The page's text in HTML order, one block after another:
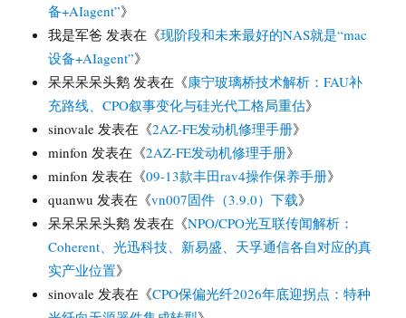
备+AIagent”》
我是军爸 发表在《现阶段和未来最好的NAS就是“mac
设备+AIagent”》
呆呆呆呆头鹅 发表在《康宁玻璃桥技术解析：FAU补
充路线、CPO叙事变化与硅光代工格局重估》
sinovale 发表在《2AZ-FE发动机修理手册》
minfon 发表在《2AZ-FE发动机修理手册》
minfon 发表在《09-13款丰田rav4操作保养手册》
quanwu 发表在《vn007固件（3.9.0）下载》
呆呆呆呆头鹅 发表在《NPO/CPO光互联传闻解析：
Coherent、光迅科技、新易盛、天孚通信各自对应的真
实产业位置》
sinovale 发表在《CPO保偏光纤2026年底迎拐点：特种